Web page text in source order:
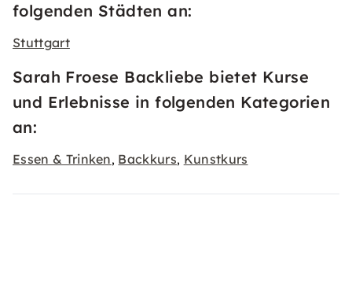
folgenden Städten an:
Stuttgart
Sarah Froese Backliebe bietet Kurse
und Erlebnisse in folgenden Kategorien
an:
Essen & Trinken, Backkurs, Kunstkurs